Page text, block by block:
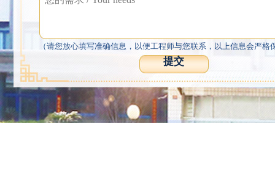
（请您放心填写准确信息，以便工程师与您联系，以上信息会严格